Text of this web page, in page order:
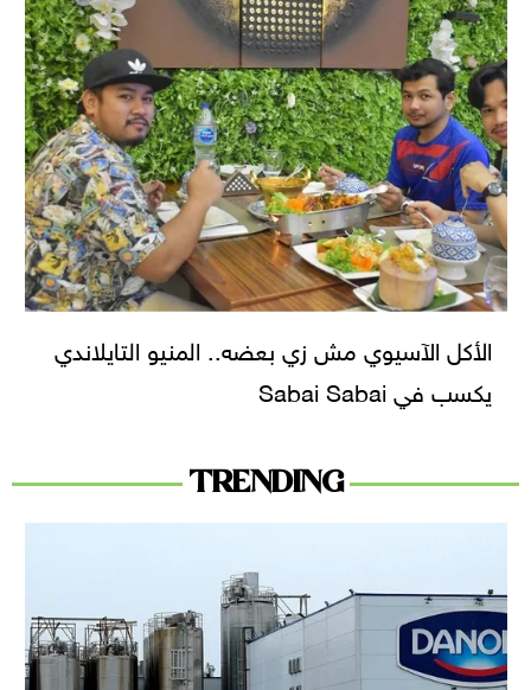
الأكل الآسيوي مش زي بعضه.. المنيو التايلاندي
يكسب في Sabai Sabai
TRENDING